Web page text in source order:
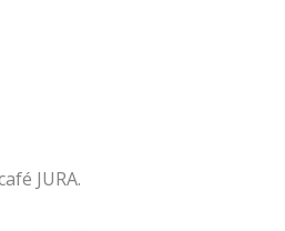
JURA.